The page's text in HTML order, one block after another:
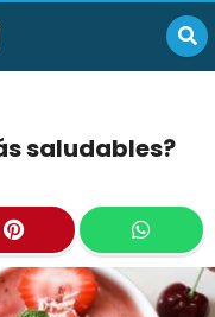
saludables?